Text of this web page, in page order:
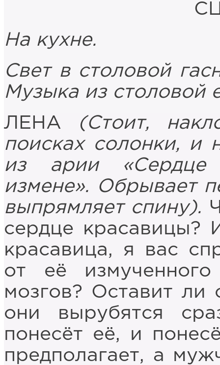
На кухне.
Свет в столовой
Музыка из столовой
ЛЕНА (Стоит,
поисках солонки, и
из арии «Сердце
измене». Обрывает
выпрямляет спину).
сердце красавицы?
красавица, я вас
от её
мозгов? Оставит
они вырубятся
понесёт её, и
предполагает, а